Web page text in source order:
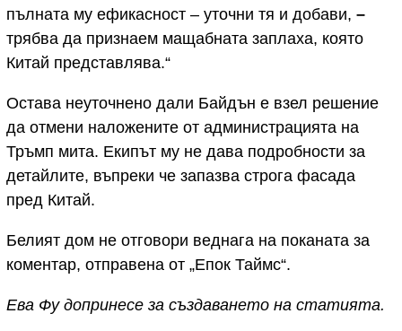
пълната му ефикасност – уточни тя и добави, –
трябва да признаем мащабната заплаха, която
Китай представлява.“
Остава неуточнено дали Байдън е взел решение
да отмени наложените от администрацията на
Тръмп мита. Екипът му не дава подробности за
детайлите, въпреки че запазва строга фасада
пред Китай.
Белият дом не отговори веднага на поканата за
коментар, отправена от „Епок Таймс“.
Ева Фу допринесе за създаването на статията.